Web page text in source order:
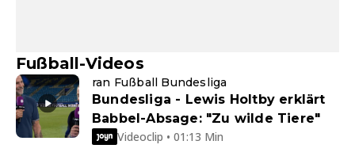
Fußball-Videos
ran Fußball Bundesliga
Bundesliga - Lewis Holtby erklärt
Babbel-Absage: "Zu wilde Tiere"
Videoclip • 01:13 Min